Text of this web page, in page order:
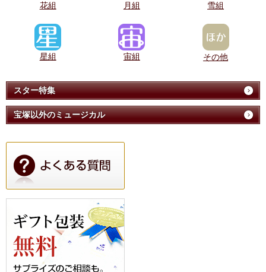
花組 月組 雪組
星組 宙組 その他
スター特集
宝塚以外のミュージカル